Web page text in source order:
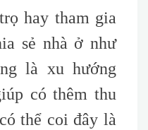
hay tham gia
sẻ nhà ở như
là xu hướng
có thêm thu
thể coi đây là